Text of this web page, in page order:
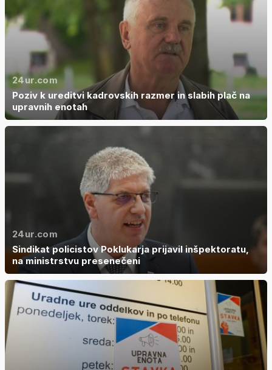
24ur.com
Poziv k ureditvi kadrovskih razmer in slabih plač na
upravnih enotah
24ur.com
Sindikat policistov Poklukarja prijavil inšpektoratu,
na ministrstvu presenečeni